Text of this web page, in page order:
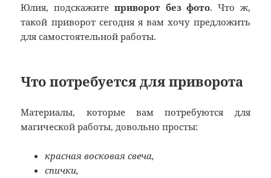
Юлия, подскажите приворот без фото. Что ж,
такой приворот сегодня я вам хочу предложить
для самостоятельной работы.
Что потребуется для приворота
Материалы, которые вам потребуются для
магической работы, довольно просты:
красная восковая свеча,
спички,